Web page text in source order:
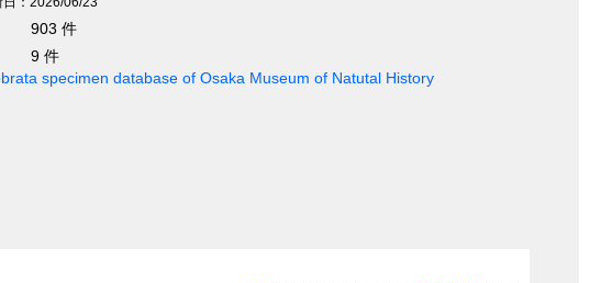
903 件
9 件
specimen database of Osaka Museum of Natutal History